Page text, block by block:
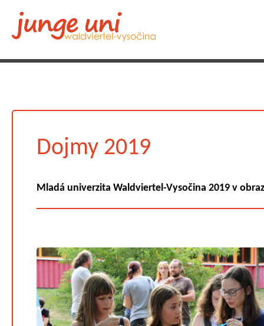
Dojmy 2019
Mladá univerzita Waldviertel-Vysočina 2019 v